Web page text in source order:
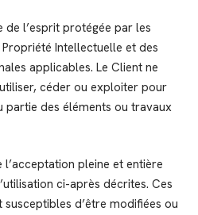
l’esprit protégée par les
Intellectuelle et des
applicables. Le Client ne
céder ou exploiter pour
des éléments ou travaux
l’acceptation pleine et entière
ci-après décrites. Ces
d’être modifiées ou